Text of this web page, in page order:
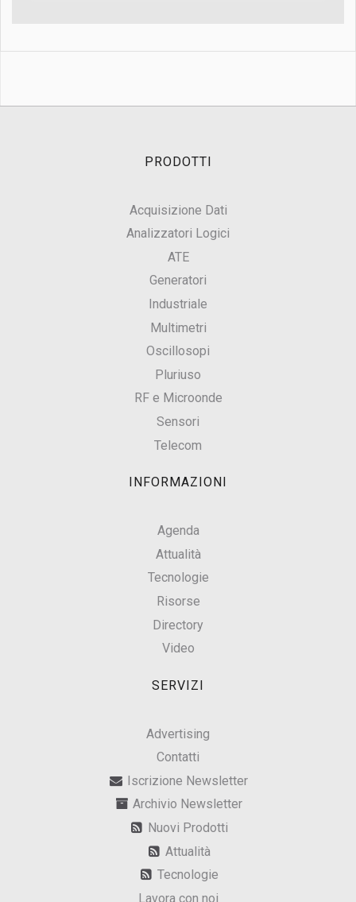
PRODOTTI
Acquisizione Dati
Analizzatori Logici
ATE
Generatori
Industriale
Multimetri
Oscillosopi
Pluriuso
RF e Microonde
Sensori
Telecom
INFORMAZIONI
Agenda
Attualità
Tecnologie
Risorse
Directory
Video
SERVIZI
Advertising
Contatti
Iscrizione Newsletter
Archivio Newsletter
Nuovi Prodotti
Attualità
Tecnologie
Lavora con noi